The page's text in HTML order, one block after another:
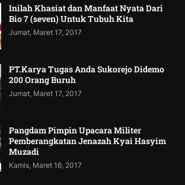
Inilah Khasiat dan Manfaat Nyata Dari
Bio 7 (seven) Untuk Tubuh Kita
Jumat, Maret 17, 2017
PT.Karya Tugas Anda Sukorejo Didemo
200 Orang Buruh
Jumat, Maret 17, 2017
Pangdam Pimpin Upacara Militer
Pemberangkatan Jenazah Kyai Hasyim
Muzadi
Kamis, Maret 16, 2017